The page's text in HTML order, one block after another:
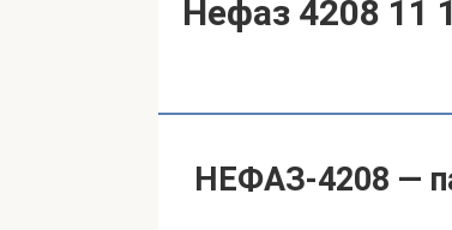
Нефаз 4208 11
НЕФАЗ-4208 —